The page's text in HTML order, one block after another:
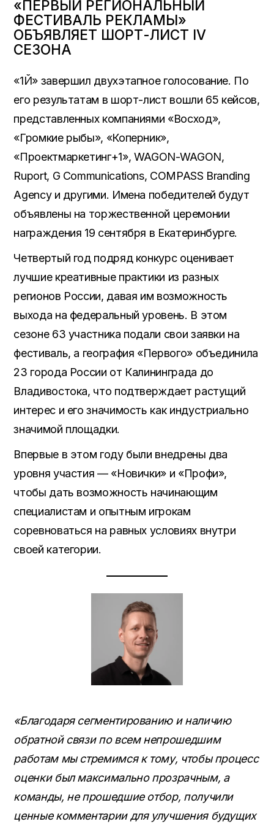
«ПЕРВЫЙ РЕГИОНАЛЬНЫЙ
ФЕСТИВАЛЬ РЕКЛАМЫ»
ОБЪЯВЛЯЕТ ШОРТ-ЛИСТ IV
СЕЗОНА
«1Й» завершил двухэтапное голосование. По
его результатам в шорт-лист вошли 65 кейсов,
представленных компаниями «Восход»,
«Громкие рыбы», «Коперник»,
«Проектмаркетинг+1», WAGON-WAGON,
Ruport, G Communications, COMPASS Branding
Agency и другими. Имена победителей будут
объявлены на торжественной церемонии
награждения 19 сентября в Екатеринбурге.
Четвертый год подряд конкурс оценивает
лучшие креативные практики из разных
регионов России, давая им возможность
выхода на федеральный уровень. В этом
сезоне 63 участника подали свои заявки на
фестиваль, а география «Первого» объединила
23 города России от Калининграда до
Владивостока, что подтверждает растущий
интерес и его значимость как индустриально
значимой площадки.
Впервые в этом году были внедрены два
уровня участия — «Новички» и «Профи»,
чтобы дать возможность начинающим
специалистам и опытным игрокам
соревноваться на равных условиях внутри
своей категории.
«Благодаря сегментированию и наличию
обратной связи по всем непрошедшим
работам мы стремимся к тому, чтобы процесс
оценки был максимально прозрачным, а
команды, не прошедшие отбор, получили
ценные комментарии для улучшения будущих